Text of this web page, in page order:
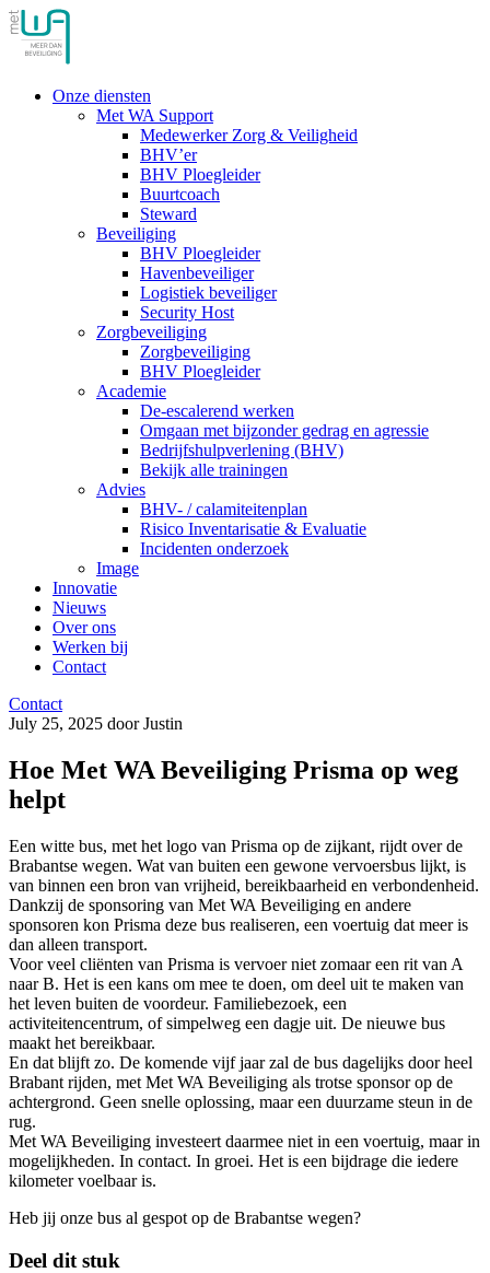
Onze diensten
Met WA Support
Medewerker Zorg & Veiligheid
BHV’er
BHV Ploegleider
Buurtcoach
Steward
Beveiliging
BHV Ploegleider
Havenbeveiliger
Logistiek beveiliger
Security Host
Zorgbeveiliging
Zorgbeveiliging
BHV Ploegleider
Academie
De-escalerend werken
Omgaan met bijzonder gedrag en agressie
Bedrijfshulpverlening (BHV)
Bekijk alle trainingen
Advies
BHV- / calamiteitenplan
Risico Inventarisatie & Evaluatie
Incidenten onderzoek
Image
Innovatie
Nieuws
Over ons
Werken bij
Contact
Contact
July 25, 2025 door Justin
Hoe Met WA Beveiliging Prisma op weg
helpt
Een witte bus, met het logo van Prisma op de zijkant, rijdt over de
Brabantse wegen. Wat van buiten een gewone vervoersbus lijkt, is
van binnen een bron van vrijheid, bereikbaarheid en verbondenheid.
Dankzij de sponsoring van Met WA Beveiliging en andere
sponsoren kon Prisma deze bus realiseren, een voertuig dat meer is
dan alleen transport.
Voor veel cliënten van Prisma is vervoer niet zomaar een rit van A
naar B. Het is een kans om mee te doen, om deel uit te maken van
het leven buiten de voordeur. Familiebezoek, een
activiteitencentrum, of simpelweg een dagje uit. De nieuwe bus
maakt het bereikbaar.
En dat blijft zo. De komende vijf jaar zal de bus dagelijks door heel
Brabant rijden, met Met WA Beveiliging als trotse sponsor op de
achtergrond. Geen snelle oplossing, maar een duurzame steun in de
rug.
Met WA Beveiliging investeert daarmee niet in een voertuig, maar in
mogelijkheden. In contact. In groei. Het is een bijdrage die iedere
kilometer voelbaar is.
Heb jij onze bus al gespot op de Brabantse wegen?
Deel dit stuk